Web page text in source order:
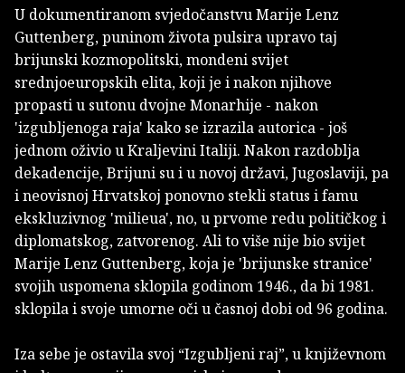
U dokumentiranom svjedočanstvu Marije Lenz
Guttenberg, puninom života pulsira upravo taj
brijunski kozmopolitski, mondeni svijet
srednjoeuropskih elita, koji je i nakon njihove
propasti u sutonu dvojne Monarhije - nakon
'izgubljenoga raja' kako se izrazila autorica - još
jednom oživio u Kraljevini Italiji. Nakon razdoblja
dekadencije, Brijuni su i u novoj državi, Jugoslaviji, pa
i neovisnoj Hrvatskoj ponovno stekli status i famu
ekskluzivnog 'milieua', no, u prvome redu političkog i
diplomatskog, zatvorenog. Ali to više nije bio svijet
Marije Lenz Guttenberg, koja je 'brijunske stranice'
svojih uspomena sklopila godinom 1946., da bi 1981.
sklopila i svoje umorne oči u časnoj dobi od 96 godina.
Iza sebe je ostavila svoj “Izgubljeni raj”, u književnom